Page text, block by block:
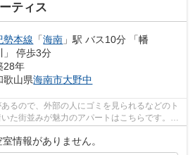
ティス
勢本線 「海南 」駅 バス10分 「幡
」 停歩3分
28年
歌山県海南市大野中
るので、外部の人にゴミを見られるなどのト
た街並みが魅力のアパートはこちらです。紀
情報がありません。